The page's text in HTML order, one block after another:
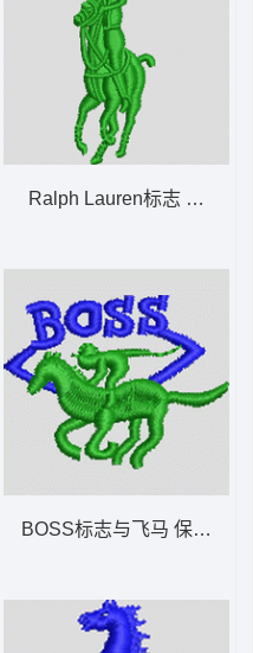
Ralph Lauren标志 保罗
BOSS标志与飞马 保罗